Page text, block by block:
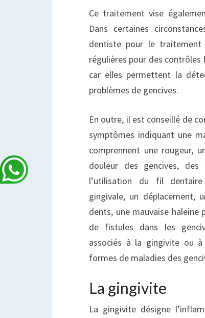
Ce traitement vise
Dans certaines
dentiste pour le traitement
régulières pour des
car elles permettent la
problèmes de gencives.
En outre, il est conseillé de
symptômes indiquant une
comprennent une rougeur,
douleur des gencives,
l’utilisation du fil
gingivale, un déplacement,
dents, une mauvaise haleine
de fistules dans les
associés à la gingivite ou
formes de maladies des
La gingivite
La gingivite désigne